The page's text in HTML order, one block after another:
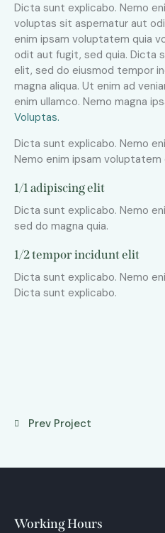
Dicta sunt explicabo. Nemo
voluptas sit aspernatur aut
enim ipsam voluptatem quia
odit aut fugit, sed quia. Dicta
elit, sed do eiusmod tempor
magna aliqua. Ut enim ad
enim ullamco. Nemo magna
Voluptas.
Dicta sunt explicabo. Nemo
Nemo enim ipsam
1/1 adipiscing elit
Dicta sunt explicabo. Nemo
sed do magna quia.
1/2 tempor incidunt elit
Dicta sunt explicabo. Nemo
Dicta sunt explicabo.
Prev Project
Working Hours